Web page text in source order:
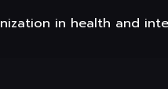
in health and